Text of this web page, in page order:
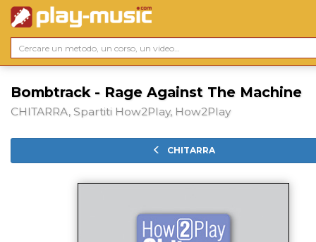
Bombtrack - Rage Against The Machine
CHITARRA, Spartiti How2Play, How2Play
CHITARRA